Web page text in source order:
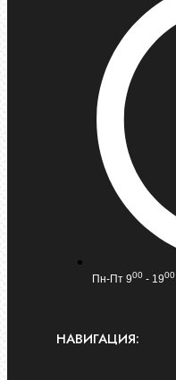
Пн-Пт 900 - 1900
НАВИГАЦИЯ: